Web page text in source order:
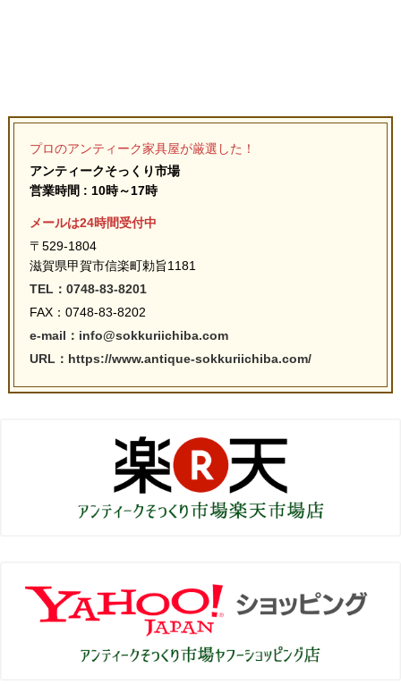
プロのアンティーク家具屋が厳選した！
アンティークそっくり市場
営業時間 : 10時～17時
メールは24時間受付中
〒529-1804
滋賀県甲賀市信楽町勅旨1181
TEL：0748-83-8201
FAX：0748-83-8202
e-mail：info@sokkuriichiba.com
URL：https://www.antique-sokkuriichiba.com/